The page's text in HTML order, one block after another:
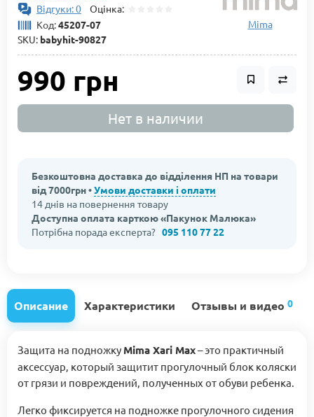
Відгуки: 0 Оцінка:
Код:45207-07
SKU: babyhit-90827
Mima
990 грн
Нет в наличии
Безкоштовна доставка до відділення НП на товари
від 7000грн •Умови доставки і оплати
14 днів на повернення товару
Доступна оплата карткою «Пакунок Малюка»
Потрібна порада експерта? 095 110 77 22
Описание Характеристики Отзывы и видео 0
Защита на подножку Mima Xari Max– это практичный
аксессуар, который защитит прогулочный блок коляски
от грязи и повреждений, полученных от обуви ребенка.
Легко фиксируется на подножке прогулочного сидения